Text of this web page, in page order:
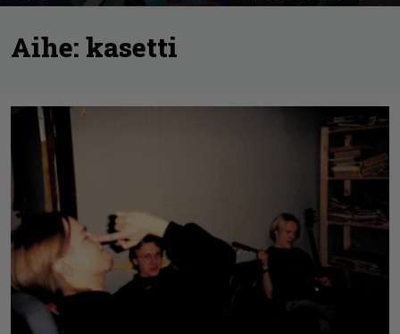
Aihe: kasetti